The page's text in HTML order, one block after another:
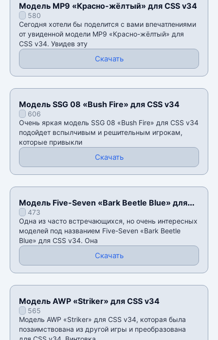
Модель MP9 «Красно-жёлтый» для CSS v34
580
Сегодня хотели бы поделится с вами впечатлениями
от увиденной модели MP9 «Красно-жёлтый» для
CSS v34. Увидев эту
Скачать
Модель SSG 08 «Bush Fire» для CSS v34
606
Очень яркая модель SSG 08 «Bush Fire» для CSS v34
подойдет вспылчивым и решительным игрокам,
которые привыкли
Скачать
Модель Five-Seven «Bark Beetle Blue» для
CSS v34
473
Одна из часто встречающихся, но очень интересных
моделей под названием Five-Seven «Bark Beetle
Blue» для CSS v34. Она
Скачать
Модель AWP «Striker» для CSS v34
565
Модель AWP «Striker» для CSS v34, которая была
позаимствована из другой игры и преобразована